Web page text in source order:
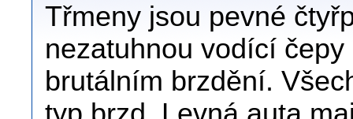
Třmeny jsou pevné
nezatuhnou vodící
brutálním brzdění.